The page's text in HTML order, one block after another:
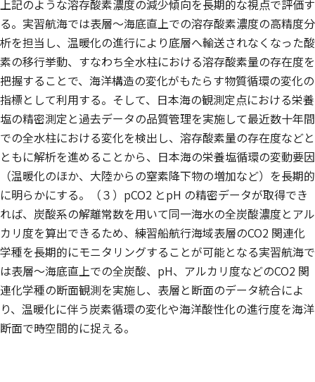
上記のような溶存酸素濃度の減少傾向を長期的な視点で評価す
る。実習航海では表層〜海底直上での溶存酸素濃度の高精度分
析を担当し、温暖化の進行により底層へ輸送されなくなった酸
素の移行挙動、すなわち全水柱における溶存酸素量の存在度を
把握することで、海洋構造の変化がもたらす物質循環の変化の
指標として利用する。そして、日本海の観測定点における栄養
塩の精密測定と過去データの品質管理を実施して最近数十年間
での全水柱における変化を検出し、溶存酸素量の存在度などと
ともに解析を進めることから、日本海の栄養塩循環の変動要因
（温暖化のほか、大陸からの窒素降下物の増加など）を長期的
に明らかにする。（３）pCO2 とpH の精密データが取得でき
れば、炭酸系の解離常数を用いて同一海水の全炭酸濃度とアル
カリ度を算出できるため、練習船航行海域表層のCO2 関連化
学種を長期的にモニタリングすることが可能となる実習航海で
は表層〜海底直上での全炭酸、pH、アルカリ度などのCO2 関
連化学種の断面観測を実施し、表層と断面のデータ統合によ
り、温暖化に伴う炭素循環の変化や海洋酸性化の進行度を海洋
断面で時空間的に捉える。